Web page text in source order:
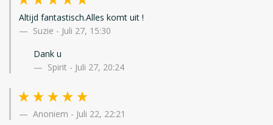
Altijd fantastisch.Alles komt uit !
Suzie - Juli 27, 15:30
Dank u
Spirit - Juli 27, 20:24
Anoniem - Juli 22, 22:21